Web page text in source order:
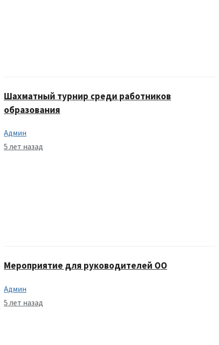
Шахматный турнир среди работников
образования
Админ
5 лет назад
Мероприятие для руководителей ОО
Админ
5 лет назад